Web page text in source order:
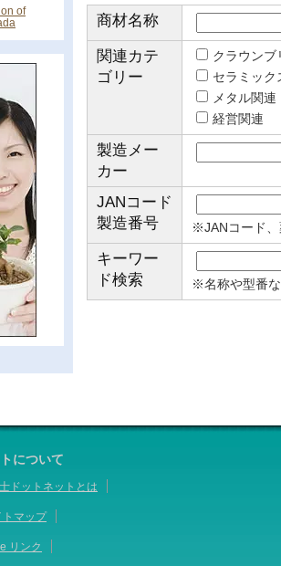
商材名称
関連カテ
ゴリー
クラウンブ
セラミック
メタル関連
経営関連
製造メー
カー
JANコード
製造番号
※JANコード、
キーワー
ド検索
※名称や型番
of
について
ドットネットとは
トマップ
リンク